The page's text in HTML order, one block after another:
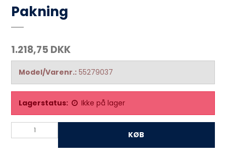
Pakning
1.218,75 DKK
Model/Varenr.: 55279037
Lagerstatus: Ikke på lager
KØB